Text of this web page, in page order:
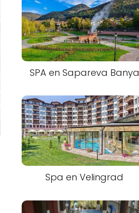
SPA en Sapareva Banya
Spa en Velingrad